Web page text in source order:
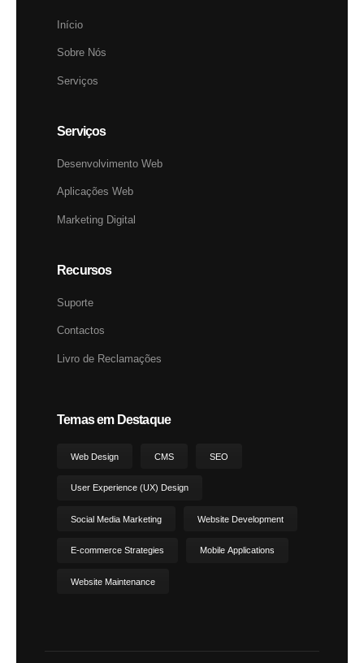
Início
Sobre Nós
Serviços
Serviços
Desenvolvimento Web
Aplicações Web
Marketing Digital
Recursos
Suporte
Contactos
Livro de Reclamações
Temas em Destaque
Web Design CMS SEO
User Experience (UX) Design
Social Media Marketing Website Development
E-commerce Strategies Mobile Applications
Website Maintenance